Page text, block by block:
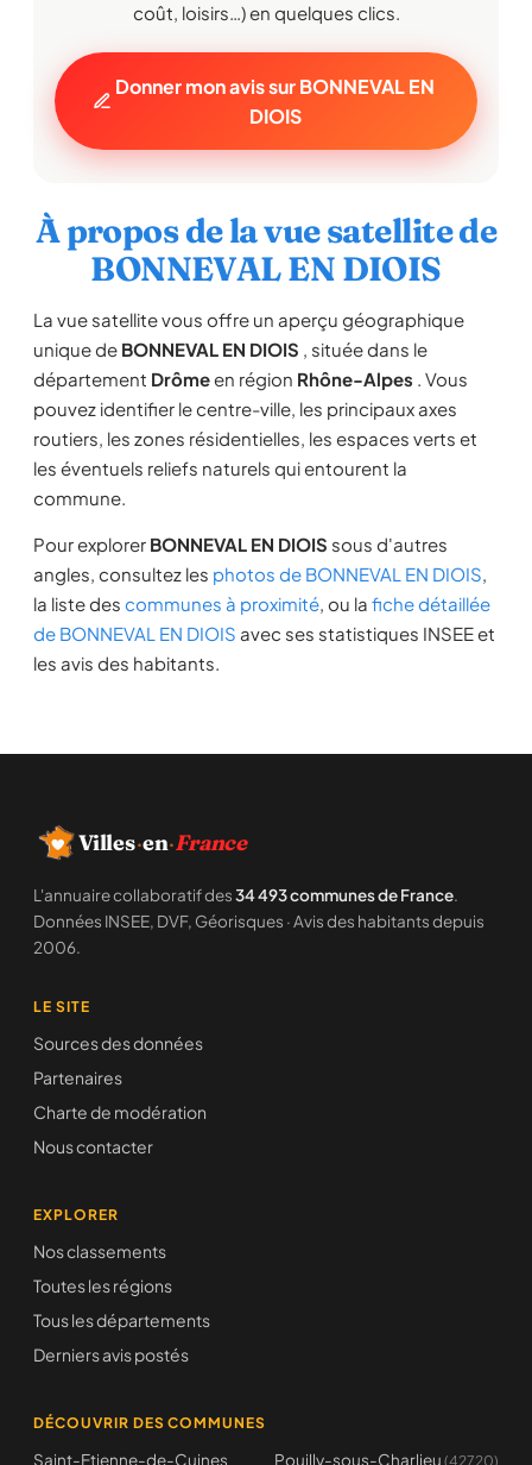
coût, loisirs…) en quelques clics.
Donner mon avis sur BONNEVAL EN
DIOIS
À propos de la vue satellite de
BONNEVAL EN DIOIS
La vue satellite vous offre un aperçu géographique
unique de BONNEVAL EN DIOIS , située dans le
département Drômeen région Rhône-Alpes . Vous
pouvez identifier le centre-ville, les principaux axes
routiers, les zones résidentielles, les espaces verts et
les éventuels reliefs naturels qui entourent la
commune.
Pour explorer BONNEVAL EN DIOIS sous d'autres
angles, consultez les photos de BONNEVAL EN DIOIS,
la liste des communes à proximité, ou la fiche détaillée
de BONNEVAL EN DIOIS avec ses statistiques INSEE et
les avis des habitants.
Villes·en·France
L'annuaire collaboratif des34 493 communes de France.
Données INSEE, DVF, Géorisques · Avis des habitants depuis
2006.
LE SITE
Sources des données
Partenaires
Charte de modération
Nous contacter
EXPLORER
Nos classements
Toutes les régions
Tous les départements
Derniers avis postés
DÉCOUVRIR DES COMMUNES
Saint-Etienne-de-Cuines Pouilly-sous-Charlieu (42720)